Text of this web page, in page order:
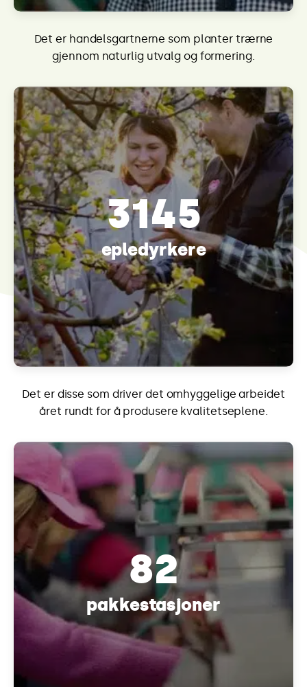
Det er handelsgartnerne som planter trærne
gjennom naturlig utvalg og formering.
3145
epledyrkere
Det er disse som driver det omhyggelige arbeidet
året rundt for å produsere kvalitetseplene.
82
pakkestasjoner